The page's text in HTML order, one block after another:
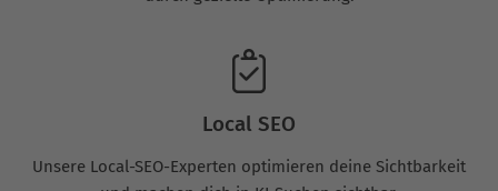
Local SEO
Unsere Local-SEO-Experten optimieren deine Sichtbarkeit